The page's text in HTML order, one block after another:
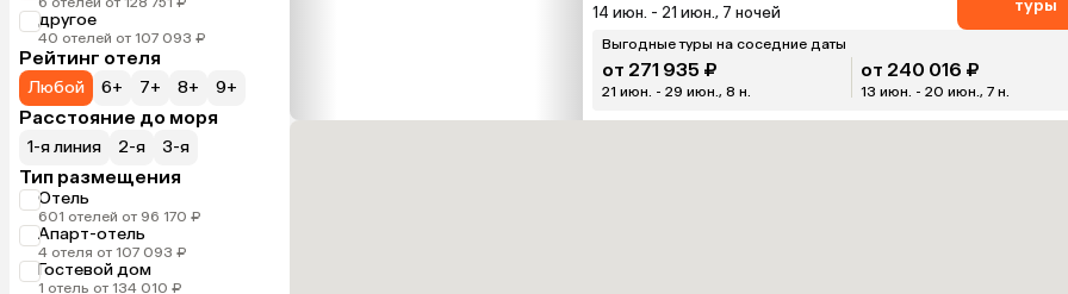
другое
40 отелей от 107 093 ₽
Рейтинг отеля
Любой 6+ 7+ 8+ 9+
Расстояние до моря
1-я линия 2-я 3-я
Тип размещения
Отель
601 отелей от 96 170 ₽
Апарт-отель
4 отеля от 107 093 ₽
Гостевой дом
1 отель от 134 010 ₽
14 июн. - 21 июн., 7 ночей
туры
Выгодные туры на соседние даты
от 271 935 ₽
21 июн. - 29 июн., 8 н.
от 240 016 ₽
13 июн. - 20 июн., 7 н.